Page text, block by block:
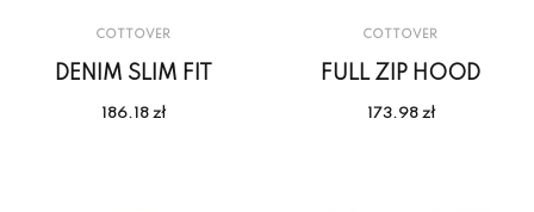
COTTOVER
DENIM SLIM FIT
186.18 zł
COTTOVER
FULL ZIP HOOD
173.98 zł